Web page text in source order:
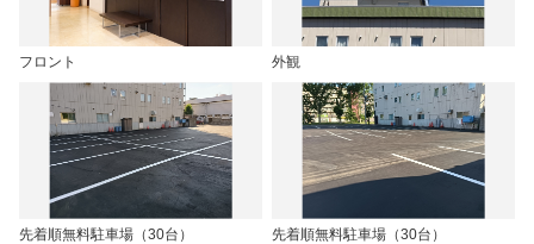
フロント 外観
先着順無料駐車場（30台） 先着順無料駐車場（30台）